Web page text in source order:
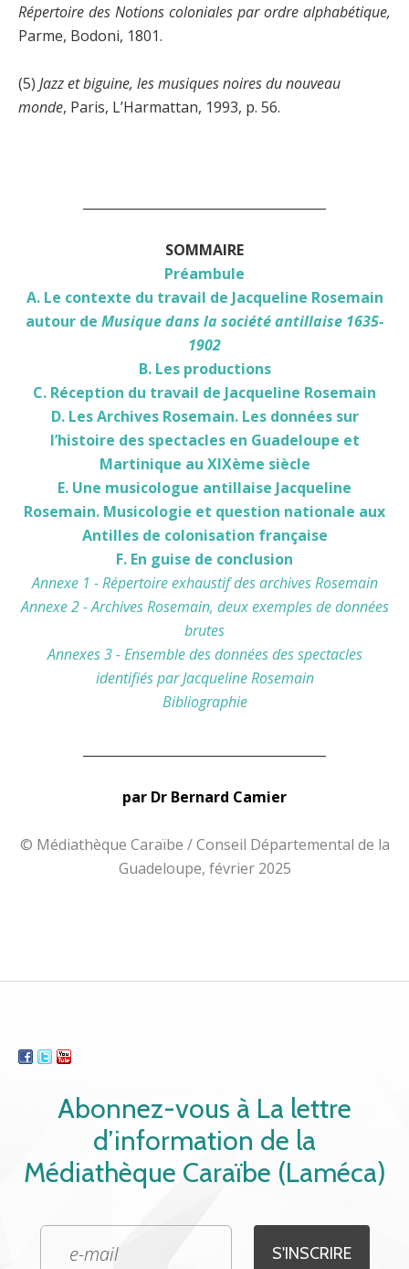
Répertoire des Notions coloniales par ordre alphabétique,
Parme, Bodoni, 1801.
(5) Jazz et biguine, les musiques noires du nouveau
monde, Paris, L’Harmattan, 1993, p. 56.
SOMMAIRE
Préambule
A. Le contexte du travail de Jacqueline Rosemain
autour de Musique dans la société antillaise 1635-
1902
B. Les productions
C. Réception du travail de Jacqueline Rosemain
D. Les Archives Rosemain. Les données sur
l’histoire des spectacles en Guadeloupe et
Martinique au XIXème siècle
E. Une musicologue antillaise Jacqueline
Rosemain. Musicologie et question nationale aux
Antilles de colonisation française
F. En guise de conclusion
Annexe 1 - Répertoire exhaustif des archives Rosemain
Annexe 2 - Archives Rosemain, deux exemples de données
brutes
Annexes 3 - Ensemble des données des spectacles
identifiés par Jacqueline Rosemain
Bibliographie
par Dr Bernard Camier
© Médiathèque Caraïbe / Conseil Départemental de la
Guadeloupe, février 2025
Abonnez-vous à La lettre
d’information de la
Médiathèque Caraïbe (Laméca)